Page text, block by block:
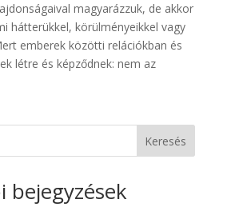
magyarázzuk, de akkor
hátterükkel, körülményeikkel vagy
emberek közötti relációkban és
létre és képződnek: nem az
Keresés
bejegyzések